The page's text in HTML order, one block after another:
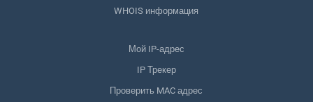
WHOIS информация
Мой IP-адрес
IP Трекер
Проверить MAC адрес